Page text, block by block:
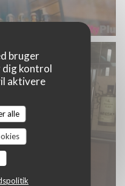
bruger
dig kontrol
aktivere
alle